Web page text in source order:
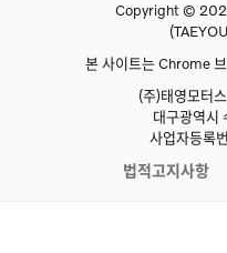
Copyright ©
본 사이트는 Chrome
(주)태영모터
대구광역시
사업자등록
법적고지사항